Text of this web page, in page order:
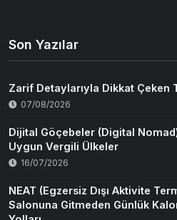
Son Yazılar
Zarif Detaylarıyla Dikkat Çeken
07/08/2026
Dijital Göçebeler (Digital
Uygun Vergili Ülkeler
16/07/2026
NEAT (Egzersiz Dışı Aktivite
Salonuna Gitmeden Günlük Kalori